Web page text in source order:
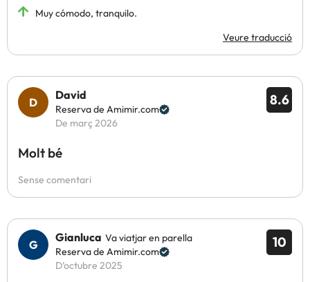
Muy cómodo, tranquilo.
Veure traducció
8.6
David
Reserva de Amimir.com
De març 2026
Molt bé
Sense comentari
10
Gianluca Va viatjar en parella
Reserva de Amimir.com
D’octubre 2025